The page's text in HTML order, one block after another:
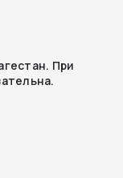
При